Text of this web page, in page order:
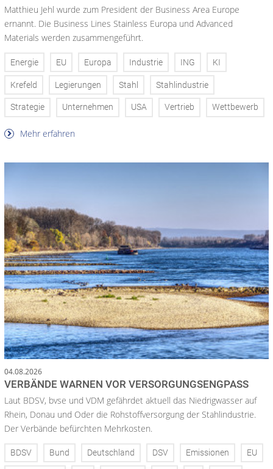
Matthieu Jehl wurde zum President der Business Area Europe
ernannt. Die Business Lines Stainless Europa und Advanced
Materials werden zusammengeführt.
Energie EU Europa Industrie ING KI
Krefeld Legierungen Stahl Stahlindustrie
Strategie Unternehmen USA Vertrieb Wettbewerb
Mehr erfahren
04.08.2026
VERBÄNDE WARNEN VOR VERSORGUNGSENGPASS
Laut BDSV, bvse und VDM gefährdet aktuell das Niedrigwasser auf
Rhein, Donau und Oder die Rohstoffversorgung der Stahlindustrie.
Der Verbände befürchten Mehrkosten.
BDSV Bund Deutschland DSV Emissionen EU